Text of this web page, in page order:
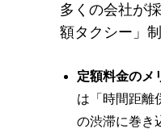
多くの会社が
額タクシー」制
定額料金のメ
は「時間距離
の渋滞に巻き